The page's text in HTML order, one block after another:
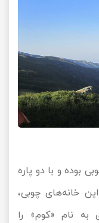
بوده و با دو پاره
خانه‌های چوبی،
به نام «کوم» را